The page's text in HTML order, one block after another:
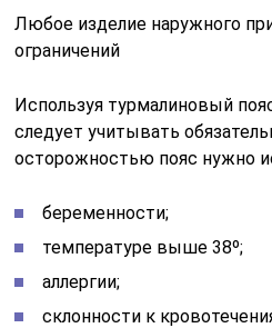
Любое изделие наружного
ограничений
Используя турмалиновый
следует учитывать
осторожностью пояс нужно
беременности;
температуре выше 38º;
аллергии;
склонности к